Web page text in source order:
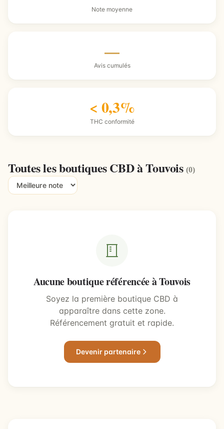
Note moyenne
—
Avis cumulés
< 0,3%
THC conformité
Toutes les boutiques CBD à Touvois(0)
Aucune boutique référencée à Touvois
Soyez la première boutique CBD à
apparaître dans cette zone.
Référencement gratuit et rapide.
Devenir partenaire